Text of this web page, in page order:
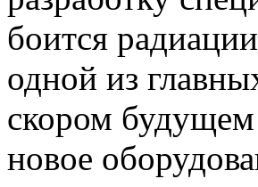
боится
одной из
скором
новое